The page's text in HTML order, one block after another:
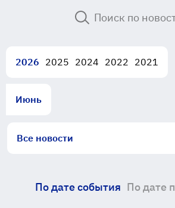
2026 2025 2024 2022 2021
Июнь
Все новости
По дате события По дате